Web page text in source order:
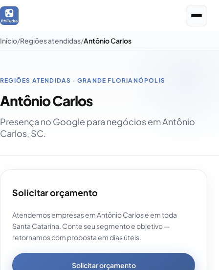
Início Regiões atendidas Antônio Carlos
REGIÕES ATENDIDAS · GRANDE FLORIANÓPOLIS
Antônio Carlos
Presença no Google para negócios em Antônio
Carlos, SC.
Solicitar orçamento
Atendemos empresas em Antônio Carlos e em toda
Santa Catarina. Conte seu segmento e objetivo —
retornamos com proposta em dias úteis.
Solicitar orçamento